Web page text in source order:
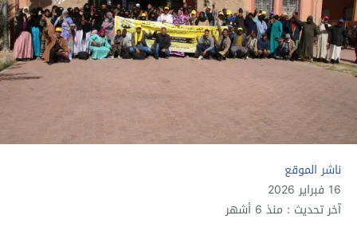
ناشر الموقع
16 فبراير 2026
آخر تحديث : منذ 6 أشهر